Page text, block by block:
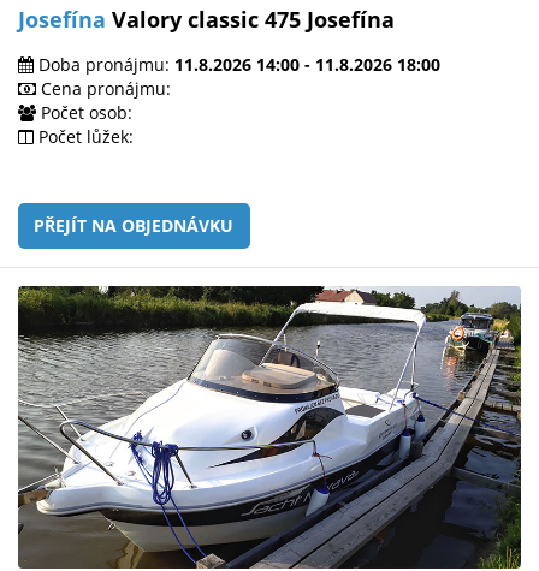
Josefína Valory classic 475 Josefína
Doba pronájmu: 11.8.2026 14:00 - 11.8.2026 18:00
Cena pronájmu:
Počet osob:
Počet lůžek:
PŘEJÍT NA OBJEDNÁVKU